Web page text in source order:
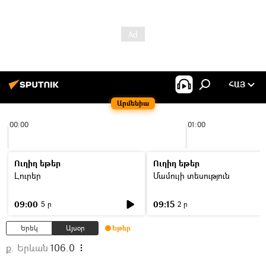
Արմենիա
ՀԱՅ
00:00 01:00
Ուղիղ եթեր
Լուրեր
09:00 5 ր
Ուղիղ եթեր
Մամուլի տեսություն
09:15 2 ր
Երեկ Այսօր Եթեր
ք. Երևան 106.0